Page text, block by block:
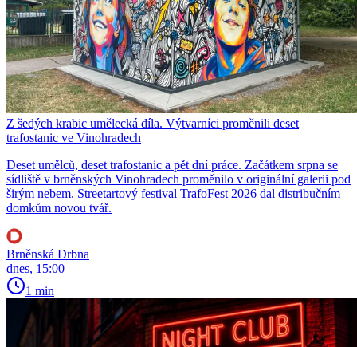
Z šedých krabic umělecká díla. Výtvarníci proměnili deset
trafostanic ve Vinohradech
Deset umělců, deset trafostanic a pět dní práce. Začátkem srpna se
sídliště v brněnských Vinohradech proměnilo v originální galerii pod
širým nebem. Streetartový festival TrafoFest 2026 dal distribučním
domkům novou tvář.
Brněnská Drbna
dnes, 15:00
1 min